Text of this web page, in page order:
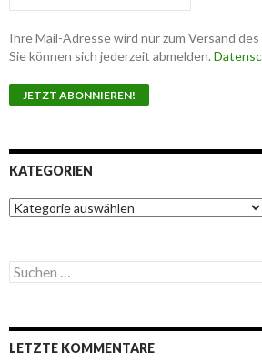
Ihre Mail-Adresse wird nur zum Versand
Sie können sich jederzeit abmelden.
KATEGORIEN
K
a
g
o
n
S
u
e
n
LETZTE KOMMENTARE